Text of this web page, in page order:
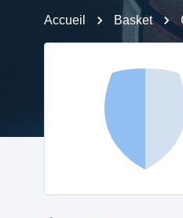
Accueil Basket